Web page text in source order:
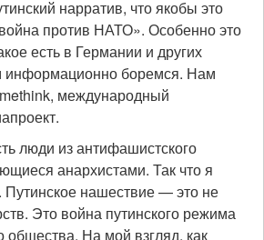
нарратив, что якобы это
против НАТО». Особенно это
есть в Германии и других
информационно боремся. Нам
международный
люди из антифашистского
анархистами. Так что я
Путинское нашествие — это не
Это война путинского режима
общества. На мой взгляд, как